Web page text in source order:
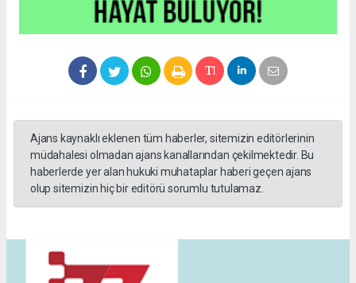
arenada başarılı olmasını amaçlarken, DAFZ’ın küresel
Hibya Haber Ajansı